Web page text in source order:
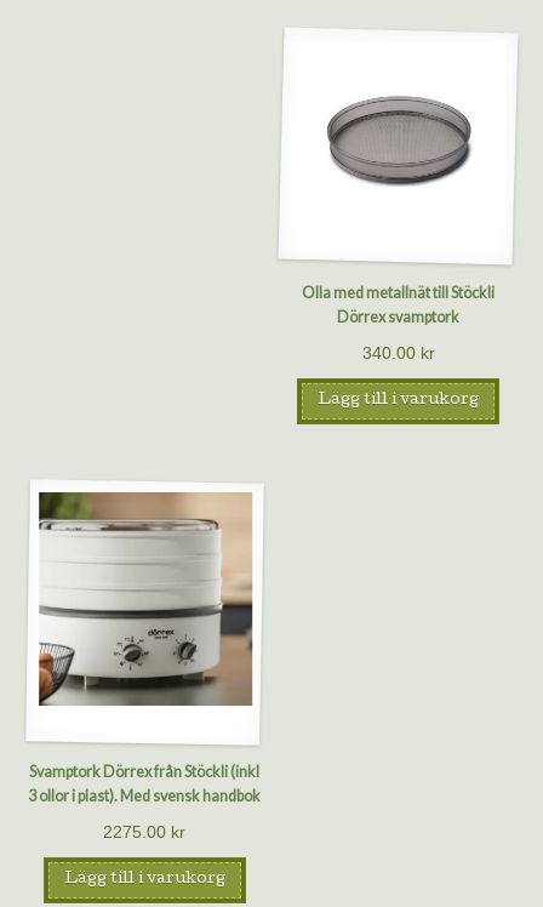
Olla med metallnät till Stöckli
Dörrex svamptork
340.00 kr
Lägg till i varukorg
Svamptork Dörrex från Stöckli (inkl
3 ollor i plast). Med svensk handbok
2275.00 kr
Lägg till i varukorg